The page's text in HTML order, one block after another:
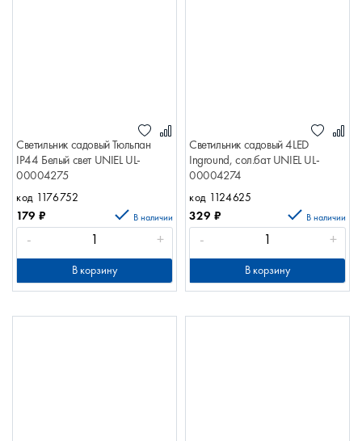
Светильник садовый Тюльпан
IP44 Белый свет UNIEL UL-
00004275
код 1176752
179 ₽ В наличии
- +
В корзину
Светильник садовый 4LED
Inground, сол.бат UNIEL UL-
00004274
код 1124625
329 ₽ В наличии
- +
В корзину